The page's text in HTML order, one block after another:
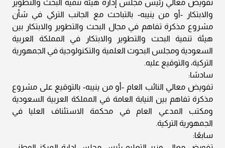
تفويض معالي رئيس مجلس إدارة هيئة تنمية البحث والتطوير
والابتكار -أو من ينيبه- بالتباحث مع الجانب التركي في شأن
مشروع مذكرة تفاهم في مجال البحث والتطوير والابتكار بين
هيئة تنمية البحث والتطوير والابتكار في المملكة العربية
السعودية ومجلس البحوث العلمية والتكنولوجية في الجمهورية
التركية، والتوقيع عليه.
سادسًا:
تفويض معالي النائب العام -أو من ينيبه- بالتوقيع على مشروع
مذكرة تفاهم بين النيابة العامة في المملكة العربية السعودية
ومكتب المدعي العام في محكمة الاستئناف العليا في
الجمهورية التركية.
سابعًا: